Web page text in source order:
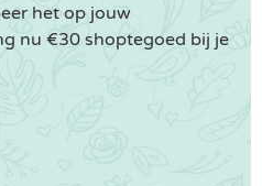
het op jouw
nu €30 shoptegoed bij je